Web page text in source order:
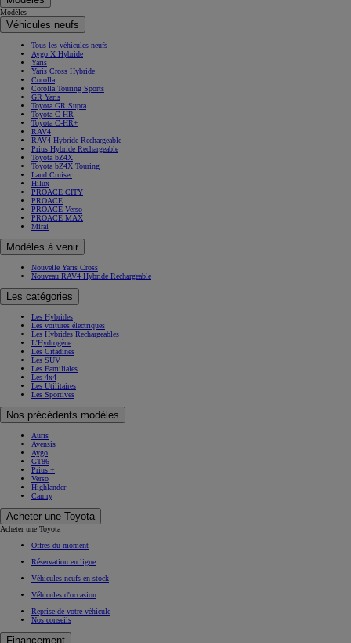
Modèles
Véhicules neufs
Tous les véhicules neufs
Aygo X Hybride
Yaris
Yaris Cross Hybride
Corolla
Corolla Touring Sports
GR Yaris
Toyota GR Supra
Toyota C-HR
Toyota C-HR+
RAV4
RAV4 Hybride Rechargeable
Prius Hybride Rechargeable
Toyota bZ4X
Toyota bZ4X Touring
Land Cruiser
Hilux
PROACE CITY
PROACE
PROACE Verso
PROACE MAX
Mirai
Modèles à venir
Nouvelle Yaris Cross
Nouveau RAV4 Hybride Rechargeable
Les catégories
Les Hybrides
Les voitures électriques
Les Hybrides Rechargeables
L'Hydrogène
Les Citadines
Les SUV
Les Familiales
Les 4x4
Les Utilitaires
Les Sportives
Nos précédents modèles
Auris
Avensis
Aygo
GT86
Prius +
Verso
Highlander
Camry
Acheter une Toyota
Acheter une Toyota
Offres du moment
Réservation en ligne
Véhicules neufs en stock
Véhicules d'occasion
Reprise de votre véhicule
Nos conseils
Financement